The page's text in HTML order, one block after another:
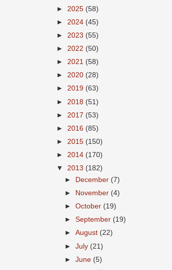
► 2025 (58)
► 2024 (45)
► 2023 (55)
► 2022 (50)
► 2021 (58)
► 2020 (28)
► 2019 (63)
► 2018 (51)
► 2017 (53)
► 2016 (85)
► 2015 (150)
► 2014 (170)
▼ 2013 (182)
►
December (7)
►
November (4)
►October (19)
►September (19)
►August (22)
►July (21)
►June (5)